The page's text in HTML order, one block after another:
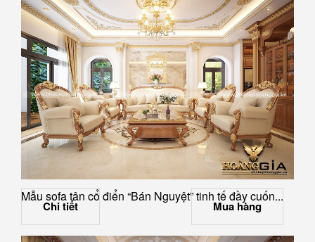
Mẫu sofa tân cổ điển “Bán Nguyệt” tinh tế đầy cuốn...
Chi tiết Mua hàng